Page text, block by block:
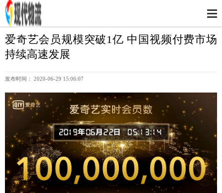
爱奇艺会员规模突破1亿 中国视频付费市场
持续高速发展
发布时间： 2020-06-29 15:06:07